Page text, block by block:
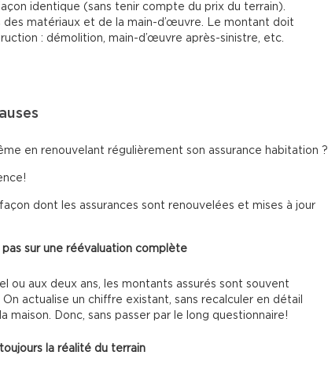
identique (sans tenir compte du prix du terrain).
matériaux et de la main-d’œuvre. Le montant doit
: démolition, main-d’œuvre après-sinistre, etc.
en renouvelant régulièrement son assurance habitation ?
dont les assurances sont renouvelées et mises à jour
pas sur une réévaluation complète
ou aux deux ans, les montants assurés sont souvent
actualise un chiffre existant, sans recalculer en détail
maison. Donc, sans passer par le long questionnaire!
la réalité du terrain